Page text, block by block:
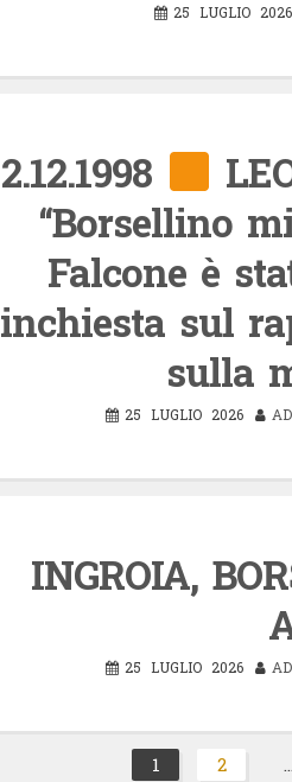
25 LUGLIO 2026
2.12.1998
“Borsellino
Falcone è
inchiesta sul
sulla
25 LUGLIO 2026
INGROIA,
25 LUGLIO 2026
Pagina
1 2